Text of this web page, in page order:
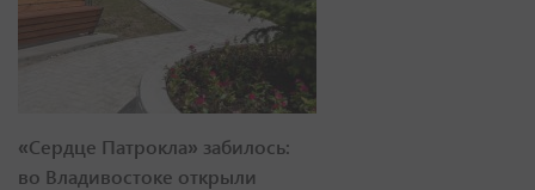
«Сердце Патрокла» забилось:
во Владивостоке открыли